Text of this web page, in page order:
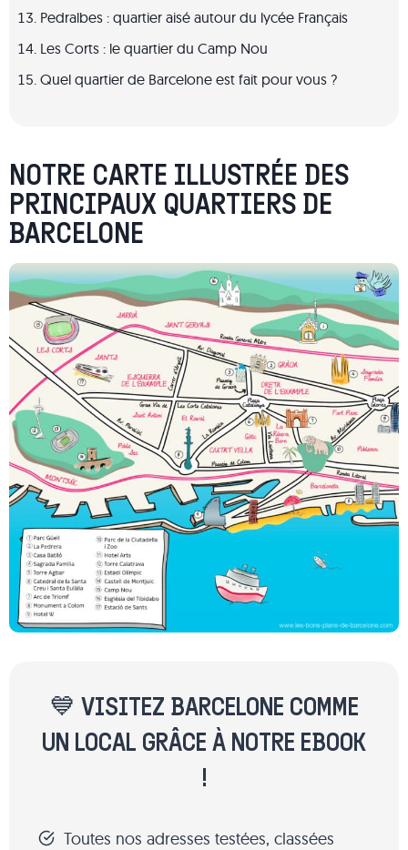
Pedralbes : quartier aisé autour du lycée Français
Les Corts : le quartier du Camp Nou
Quel quartier de Barcelone est fait pour vous ?
NOTRE CARTE ILLUSTRÉE DES
PRINCIPAUX QUARTIERS DE
BARCELONE
💙 VISITEZ BARCELONE COMME
UN LOCAL GRÂCE À NOTRE EBOOK
!
Toutes nos adresses testées, classées